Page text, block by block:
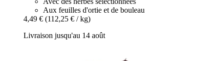
Aux feuilles d'ortie et de bouleau
4,49 € (112,25 € / kg)
Livraison jusqu'au 14 août